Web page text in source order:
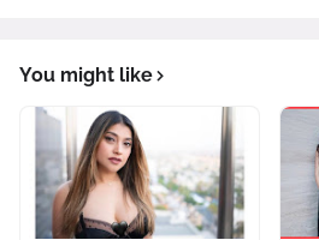
You might like